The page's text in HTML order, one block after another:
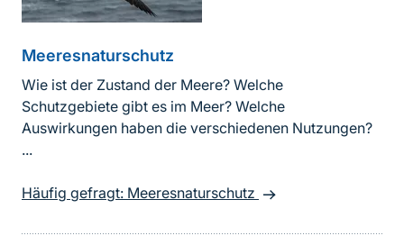
Meeresnaturschutz
Wie ist der Zustand der Meere? Welche
Schutzgebiete gibt es im Meer? Welche
Auswirkungen haben die verschiedenen Nutzungen?
...
Häufig gefragt: Meeresnaturschutz